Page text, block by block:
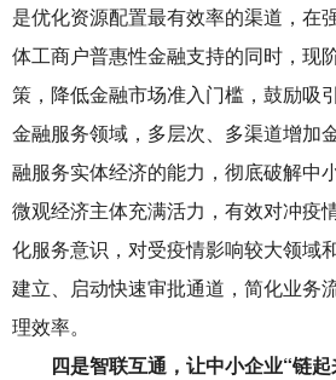
是优化资源配置最有效率的渠道，在
体工商户普惠性金融支持的同时，现
策，降低金融市场准入门槛，鼓励吸
金融服务领域，多层次、多渠道增加
融服务实体经济的能力，彻底破解中
微观经济主体充满活力，有效对冲疫
化服务意识，对受疫情影响较大领域
建立、启动快速审批通道，简化业务
理效率。
四是智联互通，让中小企业“链起